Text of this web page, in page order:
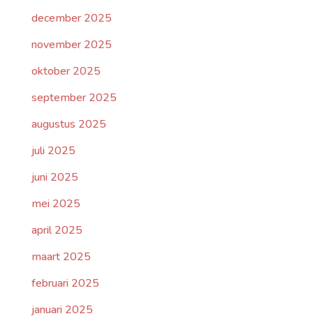
december 2025
november 2025
oktober 2025
september 2025
augustus 2025
juli 2025
juni 2025
mei 2025
april 2025
maart 2025
februari 2025
januari 2025